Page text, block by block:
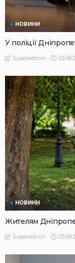
НОВИНИ
У поліції
Superadmin
НОВИНИ
Жителям
Superadmin